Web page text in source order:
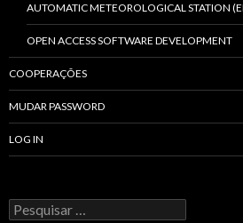
AUTOMATIC METEOROLOGICAL STATION
OPEN ACCESS SOFTWARE DEVELOPMENT
COOPERAÇÕES
MUDAR PASSWORD
LOG IN
P